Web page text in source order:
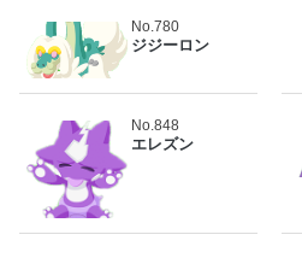
No.780
ジジーロン
No.848
エレズン